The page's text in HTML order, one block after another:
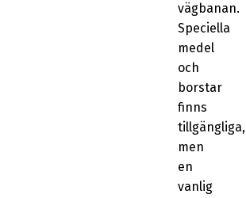
vägbanan.
Speciella
medel
och
borstar
finns
tillgängliga,
men
en
vanlig